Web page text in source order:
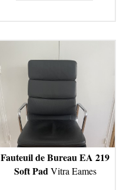
Fauteuil de Bureau EA 219
Soft PadVitra Eames